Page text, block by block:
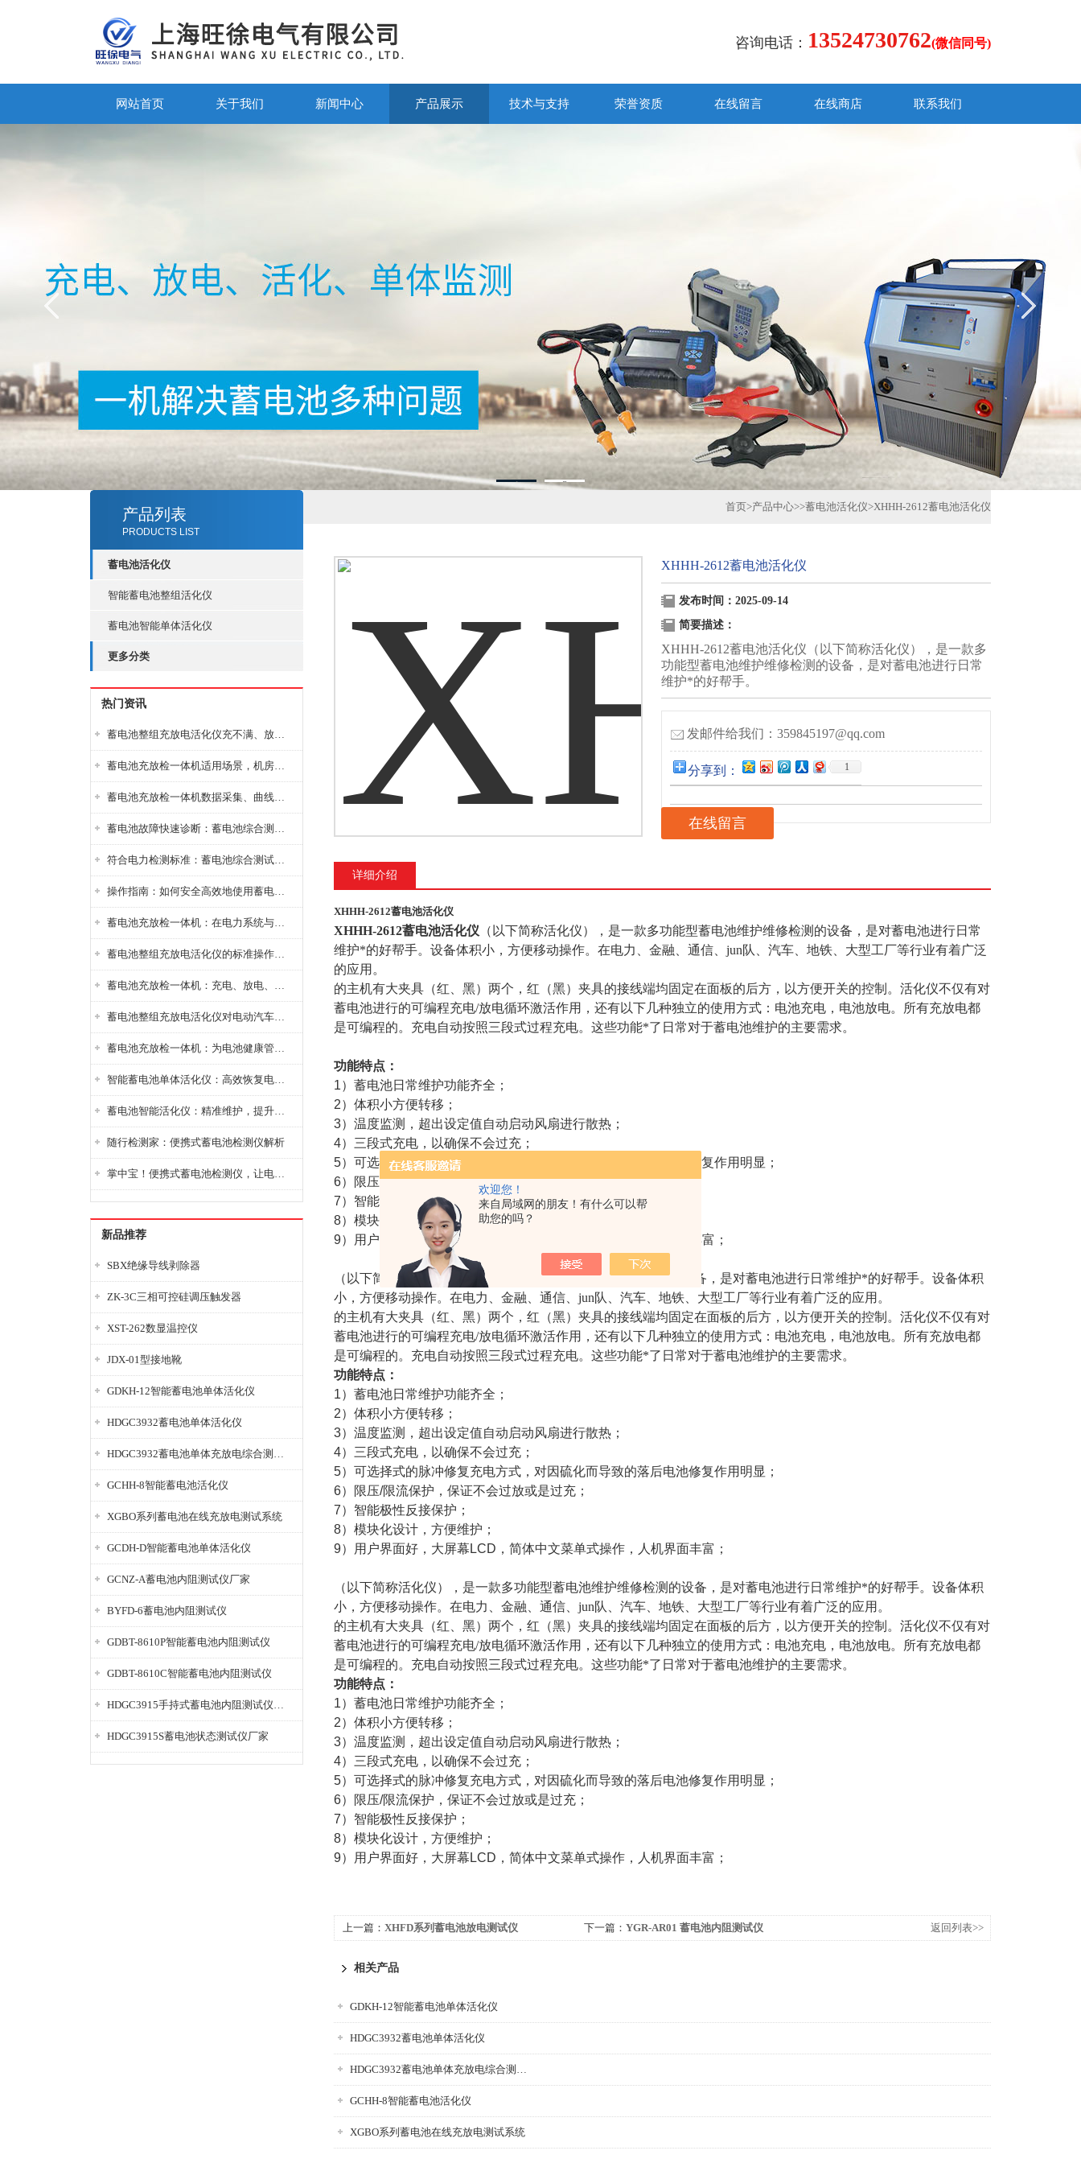
欢迎您！
来自局域网的朋友！有什么可以帮
助您的吗？
咨询电话： 13524730762(微信同号)
网站首页 关于我们 新闻中心 产品展示 技术与支持 荣誉资质 在线留言 在线商店 联系我们
1 2
产品列表
PRODUCTS LIST
蓄电池活化仪
智能蓄电池整组活化仪
蓄电池智能单体活化仪
更多分类
热门资讯
蓄电池整组充放电活化仪充不满、放不完怎么办？
蓄电池充放检一体机适用场景，机房基站变电站铅酸蓄电池维护检测应用
蓄电池充放检一体机数据采集、曲线分析与电池健康状态智能评估功能详解
蓄电池故障快速诊断：蓄电池综合测试仪判断落后电池的方法与标准
符合电力检测标准：蓄电池综合测试仪测试规范与精度校准方法详解
操作指南：如何安全高效地使用蓄电池智能活化仪？
蓄电池充放检一体机：在电力系统与储能设备中的创新应用，确保蓄电池性能与可靠性
蓄电池整组充放电活化仪的标准操作流程：从接线设置到充放电参数设定的安全规范
蓄电池充放检一体机：充电、放电、检测三功能集成设备
蓄电池整组充放电活化仪对电动汽车电池有帮助吗？
蓄电池充放检一体机：为电池健康管理提供一站式解决方案
智能蓄电池单体活化仪：高效恢复电池性能，延长蓄电池使用寿命
蓄电池智能活化仪：精准维护，提升电池健康状态
随行检测家：便携式蓄电池检测仪解析
掌中宝！便携式蓄电池检测仪，让电池检测变得简单又快捷！
新品推荐
SBX绝缘导线剥除器
ZK-3C三相可控硅调压触发器
XST-262数显温控仪
JDX-01型接地靴
GDKH-12智能蓄电池单体活化仪
HDGC3932蓄电池单体活化仪
HDGC3932蓄电池单体充放电综合测试仪
GCHH-8智能蓄电池活化仪
XGBO系列蓄电池在线充放电测试系统
GCDH-D智能蓄电池单体活化仪
GCNZ-A蓄电池内阻测试仪厂家
BYFD-6蓄电池内阻测试仪
GDBT-8610P智能蓄电池内阻测试仪
GDBT-8610C智能蓄电池内阻测试仪
HDGC3915手持式蓄电池内阻测试仪厂家
HDGC3915S蓄电池状态测试仪厂家
首页>产品中心>>蓄电池活化仪>XHHH-2612蓄电池活化仪
XHHH-2612蓄电池活化仪
发布时间：2025-09-14
简要描述：
XHHH-2612蓄电池活化仪（以下简称活化仪），是一款多
功能型蓄电池维护维修检测的设备，是对蓄电池进行日常
维护*的好帮手。
发邮件给我们：359845197@qq.com
分享到： 1
在线留言
详细介绍
XHHH-2612蓄电池活化仪
XHHH-2612蓄电池活化仪 （以下简称活化仪），是一款多功能型蓄电池维护维修检测的设备，是对蓄电池进行日 常
维护*的好帮手。设备体积小，方便移动操作。在电力、金融、通信、jun队、汽车、地铁、大型工厂等行业有着广泛
的应用。
的主机有大夹具（红、黑）两个，红（黑）夹具的接线端均固定在面板的后方，以方便开关的控制。活化仪不仅有对
蓄电池进行的可编程充电/放电循环激活作用，还有以下几种独立的使用方式：电池充电，电池放电。所有充放电都
是可编程的。充电自动按照三段式过程充电。这些功能*了日常对于蓄电池维护的主要需求。
功能特点：
1）蓄电池日常维护功能齐全；
2）体积小方便转移；
3）温度监测，超出设定值自动启动风扇进行散热；
4）三段式充电，以确保不会过充；
5）可选择式的脉冲修复充电方式，对因硫化而导致的落后电池修复作用明显；
6）限压/限流保护，保证不会过放或是过充；
7）智能极性反接保护；
8）模块化设计，方便维护；
9）用户界面好，大屏幕LCD，简体中文菜单式操作，人机界面丰富；
（以下简称活化仪），是一款多功能型蓄电池维护维修检测的设备，是对蓄电池进行日 常维护*的好帮手。设备体积
小，方便移动操作。在电力、金融、通信、jun队、汽车、地铁、大型工厂等行业有着广泛的应用。
的主机有大夹具（红、黑）两个，红（黑）夹具的接线端均固定在面板的后方，以方便开关的控制。活化仪不仅有对
蓄电池进行的可编程充电/放电循环激活作用，还有以下几种独立的使用方式：电池充电，电池放电。所有充放电都
是可编程的。充电自动按照三段式过程充电。这些功能*了日常对于蓄电池维护的主要需求。
功能特点：
1）蓄电池日常维护功能齐全；
2）体积小方便转移；
3）温度监测，超出设定值自动启动风扇进行散热；
4）三段式充电，以确保不会过充；
5）可选择式的脉冲修复充电方式，对因硫化而导致的落后电池修复作用明显；
6）限压/限流保护，保证不会过放或是过充；
7）智能极性反接保护；
8）模块化设计，方便维护；
9）用户界面好，大屏幕LCD，简体中文菜单式操作，人机界面丰富；
（以下简称活化仪），是一款多功能型蓄电池维护维修检测的设备，是对蓄电池进行日 常维护*的好帮手。设备体积
小，方便移动操作。在电力、金融、通信、jun队、汽车、地铁、大型工厂等行业有着广泛的应用。
的主机有大夹具（红、黑）两个，红（黑）夹具的接线端均固定在面板的后方，以方便开关的控制。活化仪不仅有对
蓄电池进行的可编程充电/放电循环激活作用，还有以下几种独立的使用方式：电池充电，电池放电。所有充放电都
是可编程的。充电自动按照三段式过程充电。这些功能*了日常对于蓄电池维护的主要需求。
功能特点：
1）蓄电池日常维护功能齐全；
2）体积小方便转移；
3）温度监测，超出设定值自动启动风扇进行散热；
4）三段式充电，以确保不会过充；
5）可选择式的脉冲修复充电方式，对因硫化而导致的落后电池修复作用明显；
6）限压/限流保护，保证不会过放或是过充；
7）智能极性反接保护；
8）模块化设计，方便维护；
9）用户界面好，大屏幕LCD，简体中文菜单式操作，人机界面丰富；
上一篇： XHFD系列蓄电池放电测试仪 下一篇： YGR-AR01 蓄电池内阻测试仪 返回列表>>
相关产品
GDKH-12智能蓄电池单体活化仪
HDGC3932蓄电池单体活化仪
HDGC3932蓄电池单体充放电综合测试仪
GCHH-8智能蓄电池活化仪
XGBO系列蓄电池在线充放电测试系统